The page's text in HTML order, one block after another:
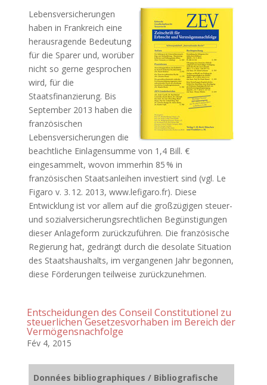
Lebensversicherungen
haben in Frankreich eine
herausragende Bedeutung
für die Sparer und, worüber
nicht so gerne gesprochen
wird, für die
Staatsfinanzierung. Bis
September 2013 haben die
französischen
Lebensversicherungen die
beachtliche Einlagensumme von 1,4 Bill. €
eingesammelt, wovon immerhin 85 % in
französischen Staatsanleihen investiert sind (vgl. Le
Figaro v. 3. 12. 2013, www.lefigaro.fr). Diese
Entwicklung ist vor allem auf die großzügigen steuer-
und sozialversicherungsrechtlichen Begünstigungen
dieser Anlageform zurückzuführen. Die französische
Regierung hat, gedrängt durch die desolate Situation
des Staatshaushalts, im vergangenen Jahr begonnen,
diese Förderungen teilweise zurückzunehmen.
Entscheidungen des Conseil Constitutionel zu
steuerlichen Gesetzesvorhaben im Bereich der
Vermögensnachfolge
Fév 4, 2015
Données bibliographiques / Bibliografische